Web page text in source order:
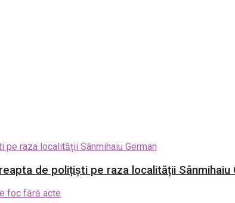
de polițiști pe raza localității Sânmihaiu